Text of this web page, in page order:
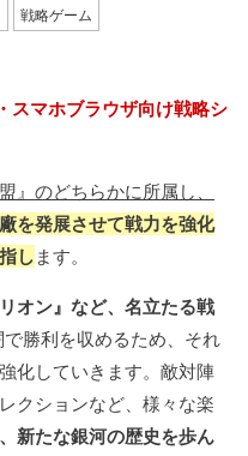
戦略ゲーム
スマホブラウザ向け戦略シ
』のどちらかに所属し、
を発展させて戦力を強化
し ます。
オン』など、名立たる戦
勝利を収めるため、それ
化していきます。敵対陣
クションなど、様々な楽
新たな銀河の歴史を歩ん